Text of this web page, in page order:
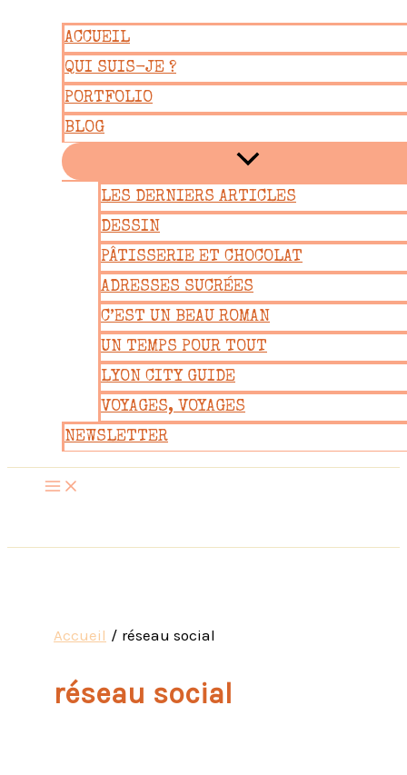
contenu
ACCUEIL
QUI SUIS-JE ?
PORTFOLIO
BLOG
LES DERNIERS ARTICLES
DESSIN
PÂTISSERIE ET CHOCOLAT
ADRESSES SUCRÉES
C’EST UN BEAU ROMAN
UN TEMPS POUR TOUT
LYON CITY GUIDE
VOYAGES, VOYAGES
NEWSLETTER
Accueil réseau social
réseau social